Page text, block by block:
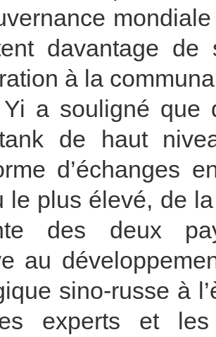
davantage
à la
Yi a souligné que
de haut
d’échanges
le plus élevé, de
des deux
au
sino-russe à
experts et les